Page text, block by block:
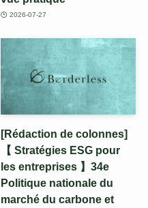
2026-07-27
[Rédaction de colonnes]
【 Stratégies ESG pour
les entreprises 】34e
Politique nationale du
marché du carbone et